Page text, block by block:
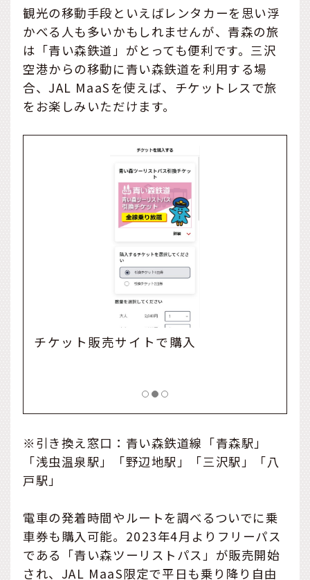
観光の移動手段といえばレンタカーを思い浮
かべる人も多いかもしれませんが、青森の旅
は「青い森鉄道」がとっても便利です。三沢
空港からの移動に青い森鉄道を利用する場
合、JAL MaaSを使えば、チケットレスで旅
をお楽しみいただけます。
チケット販売サイトで購入
※引き換え窓口：青い森鉄道線「青森駅」
「浅虫温泉駅」「野辺地駅」「三沢駅」「八
戸駅」
電車の発着時間やルートを調べるついでに乗
車券も購入可能。2023年4月よりフリーパス
である「青い森ツーリストパス」が販売開始
され、JAL MaaS限定で平日も乗り降り自由